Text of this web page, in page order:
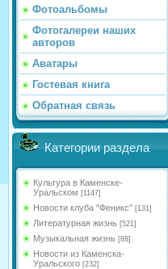
Фотоальбомы
Фотогалереи наших
авторов
Аватары
Гостевая книга
Обратная связь
Категории раздела
Культура в Каменске-
Уральском [1147]
Новости клуба "Феникс" [131]
Литературная жизнь [521]
Музыкальная жизнь [88]
Новости из Каменска-
Уральского [232]